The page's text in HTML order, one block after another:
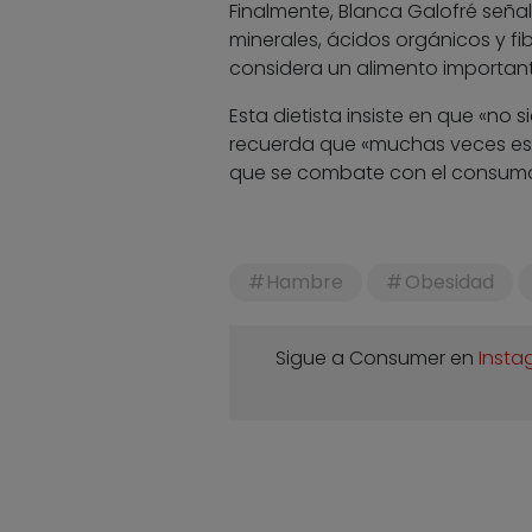
Finalmente, Blanca Galofré
minerales, ácidos orgánicos y
considera un alimento
Esta dietista insiste en que «no
recuerda que «muchas veces
que se combate con el
Hambre Obesidad
Sigue a Consumer en